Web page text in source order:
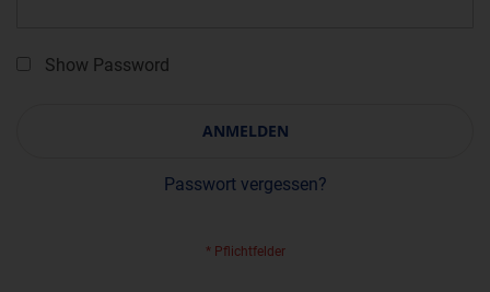
Show Password
ANMELDEN
Passwort vergessen?